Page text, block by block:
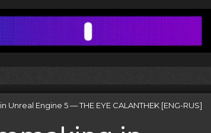
Unreal Engine 5 — THE EYE CALANTHEK [ENG-RUS]